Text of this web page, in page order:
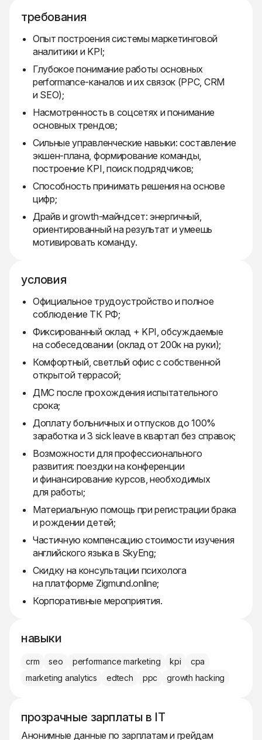
требования
Опыт построения системы маркетинговой
аналитики и KPI;
Глубокое понимание работы основных
performance-каналов и их связок (PPC, CRM
и SEO);
Насмотренность в соцсетях и понимание
основных трендов;
Сильные управленческие навыки: составление
экшен-плана, формирование команды,
построение KPI, поиск подрядчиков;
Способность принимать решения на основе
цифр;
Драйв и growth-майндсет: энергичный,
ориентированный на результат и умеешь
мотивировать команду.
условия
Официальное трудоустройство и полное
соблюдение ТК РФ;
Фиксированный оклад + KPI, обсуждаемые
на собеседовании (оклад от 200к на руки);
Комфортный, светлый офис с собственной
открытой террасой;
ДМС после прохождения испытательного
срока;
Доплату больничных и отпусков до 100%
заработка и 3 sick leave в квартал без справок;
Возможности для профессионального
развития: поездки на конференции
и финансирование курсов, необходимых
для работы;
Материальную помощь при регистрации брака
и рождении детей;
Частичную компенсацию стоимости изучения
английского языка в SkyEng;
Скидку на консультации психолога
на платформе Zigmund.online;
Корпоративные мероприятия.
навыки
crm seo performance marketing kpi
cpa
marketing analytics
edtech ppc growth hacking
прозрачные зарплаты в IT
Анонимные данные по зарплатам и грейдам